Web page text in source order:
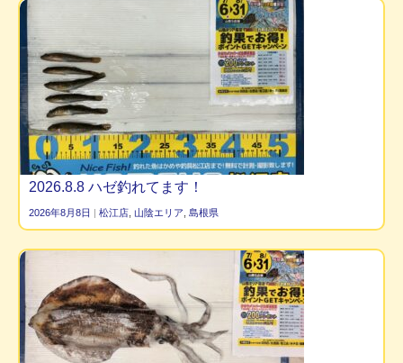
2026.8.8 ハゼ釣れてます！
2026年8月8日 | 松江店 山陰エリア 島根県